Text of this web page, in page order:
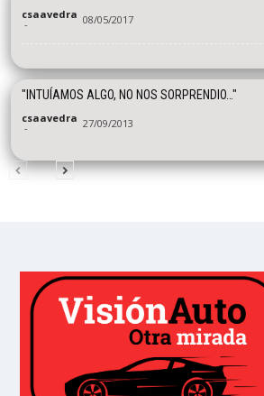
csaavedra
- 08/05/2017
"INTUÍAMOS ALGO, NO NOS SORPRENDIO…"
csaavedra
- 27/09/2013